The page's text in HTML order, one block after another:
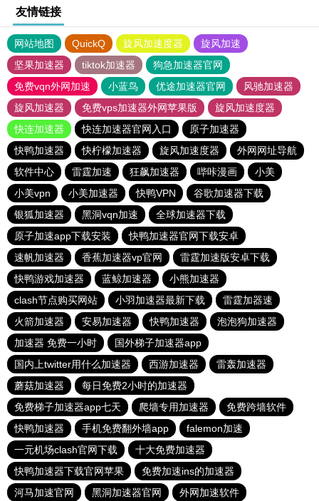
友情链接
网站地图 QuickQ 旋风加速度器
旋风加速
坚果加速器
tiktok加速器
狗急加速器官网
免费vqn外网加速
小蓝鸟 优途加速器官网
风驰加速器
旋风加速器
免费vps加速器外网苹果版
旋风加速度器
快连加速器
快连加速器官网入口
原子加速器
快鸭加速器
快柠檬加速器 旋风加速度器
外网网址导航
软件中心
雷霆加速 狂飙加速器 哔咔漫画
小美
小美vpn
小美加速器 快鸭VPN
谷歌加速器下载
银狐加速器
黑洞vqn加速
全球加速器下载
原子加速app下载安装
快鸭加速器官网下载安卓
速帆加速器
香蕉加速器vp官网
雷霆加速版安卓下载
快鸭游戏加速器
蓝鲸加速器
小熊加速器
clash节点购买网站
小羽加速器最新下载
雷霆加器速
火箭加速器
安易加速器 快鸭加速器
泡泡狗加速器
加速器 免费一小时
国外梯子加速器app
国内上twitter用什么加速器
西游加速器
雷轰加速器
蘑菇加速器
每日免费2小时的加速器
免费梯子加速器app七天
爬墙专用加速器
免费跨墙软件
快鸭加速器
手机免费翻外墙app
falemon加速
一元机场clash官网下载
十大免费加速器
快鸭加速器下载官网苹果
免费加速ins的加速器
河马加速官网
黑洞加速器官网 外网加速软件